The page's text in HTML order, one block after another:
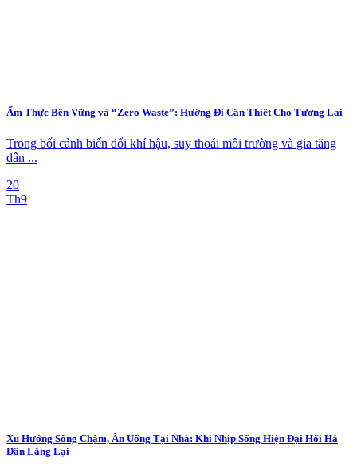
Ẩm Thực Bền Vững và “Zero Waste”: Hướng Đi Cần Thiết Cho Tương Lai
Trong bối cảnh biến đổi khí hậu, suy thoái môi trường và gia tăng
dân ...
20
Th9
Xu Hướng Sống Chậm, Ăn Uống Tại Nhà: Khi Nhịp Sống Hiện Đại Hối Hả
Dần Lắng Lại